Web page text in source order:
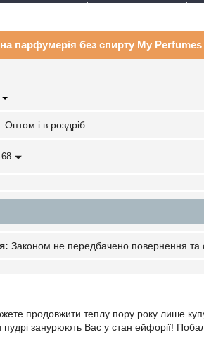
парфумерія без спирту My
Оптом і в роздріб
Законом не передбачено повернення та
продовжити теплу пору року лише
пудрі занурюють Вас у стан ейфорії!